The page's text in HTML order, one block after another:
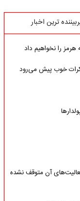
ترین اخبار
را نخواهیم داد
خوب پیش می‌رود
آن متوقف نشده